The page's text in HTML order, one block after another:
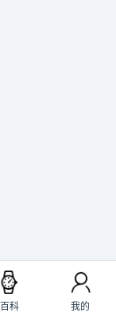
百科 我的